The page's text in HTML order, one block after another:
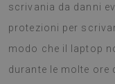
scrivania da danni
protezioni per
modo che il laptop
durante le molte ore